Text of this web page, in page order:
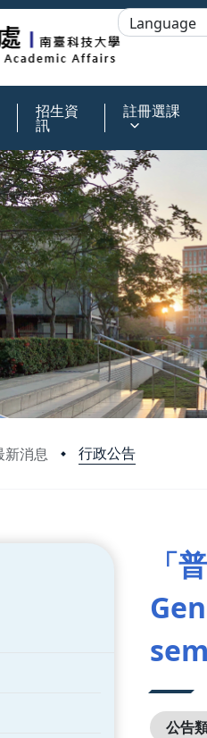
招生資
訊
註冊選課
新消息 行政公告
「
公告